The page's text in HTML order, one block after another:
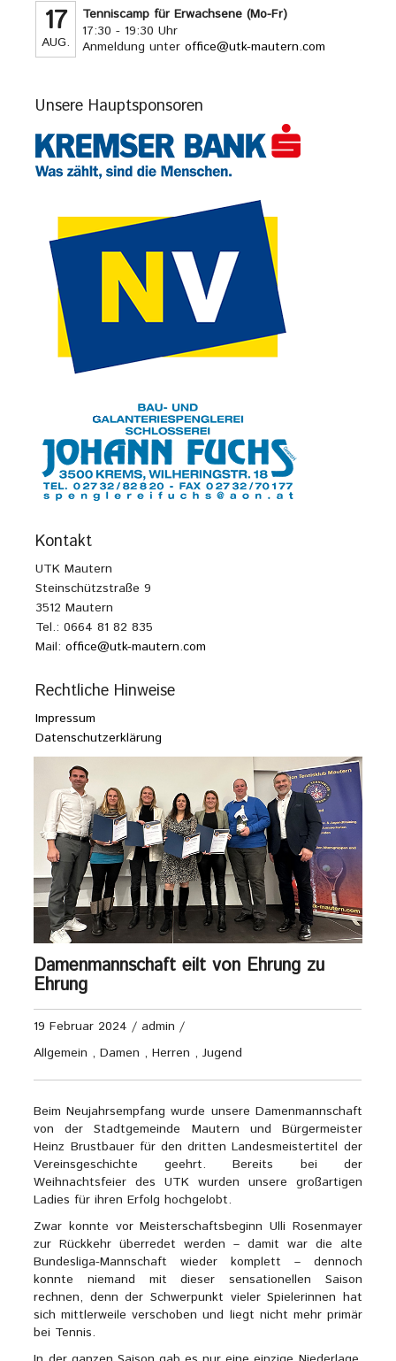
17
AUG.
Tenniscamp für Erwachsene (Mo-Fr)
17:30 - 19:30 Uhr
Anmeldung unteroffice@utk-mautern.com
Unsere Hauptsponsoren
Kontakt
UTK Mautern
Steinschützstraße 9
3512 Mautern
Tel.: 0664 81 82 835
Mail: office@utk-mautern.com
Rechtliche Hinweise
Impressum
Datenschutzerklärung
Damenmannschaft eilt von Ehrung zu
Ehrung
19 Februar 2024 / admin /
Allgemein ,Damen ,Herren ,Jugend
Beim Neujahrsempfang wurde unsere Damenmannschaft
von der Stadtgemeinde Mautern und Bürgermeister
Heinz Brustbauer für den dritten Landesmeistertitel der
Vereinsgeschichte geehrt. Bereits bei der
Weihnachtsfeier des UTK wurden unsere großartigen
Ladies für ihren Erfolg hochgelobt.
Zwar konnte vor Meisterschaftsbeginn Ulli Rosenmayer
zur Rückkehr überredet werden – damit war die alte
Bundesliga-Mannschaft wieder komplett – dennoch
konnte niemand mit dieser sensationellen Saison
rechnen, denn der Schwerpunkt vieler Spielerinnen hat
sich mittlerweile verschoben und liegt nicht mehr primär
bei Tennis.